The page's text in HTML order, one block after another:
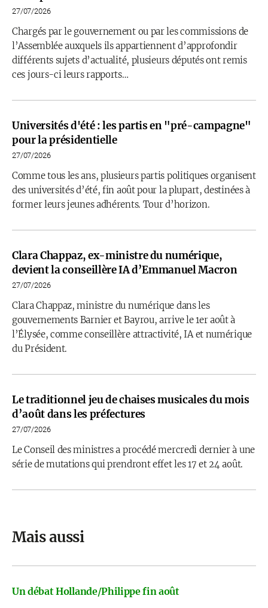
27/07/2026
Chargés par le gouvernement ou par les commissions de
l’Assemblée auxquels ils appartiennent d’approfondir
différents sujets d’actualité, plusieurs députés ont remis
ces jours-ci leurs rapports…
Universités d'été : les partis en "pré-campagne"
pour la présidentielle
27/07/2026
Comme tous les ans, plusieurs partis politiques organisent
des universités d’été, fin août pour la plupart, destinées à
former leurs jeunes adhérents. Tour d’horizon.
Clara Chappaz, ex-ministre du numérique,
devient la conseillère IA d’Emmanuel Macron
27/07/2026
Clara Chappaz, ministre du numérique dans les
gouvernements Barnier et Bayrou, arrive le 1er août à
l’Élysée, comme conseillère attractivité, IA et numérique
du Président.
Le traditionnel jeu de chaises musicales du mois
d’août dans les préfectures
27/07/2026
Le Conseil des ministres a procédé mercredi dernier à une
série de mutations qui prendront effet les 17 et 24 août.
Mais aussi
Un débat Hollande/Philippe fin août